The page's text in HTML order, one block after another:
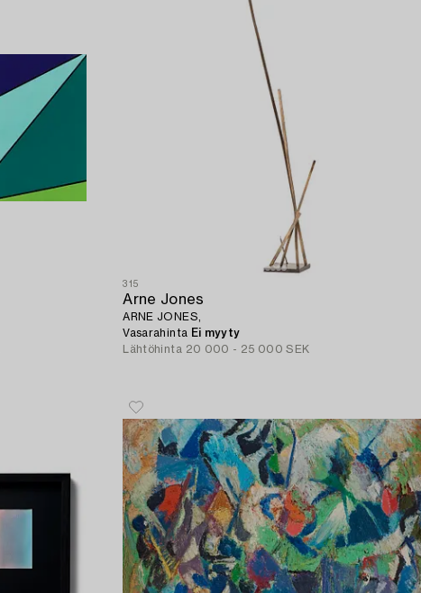
315
Arne Jones
ARNE JONES,
Vasarahinta Ei myyty
Lähtöhinta 20 000 - 25 000 SEK